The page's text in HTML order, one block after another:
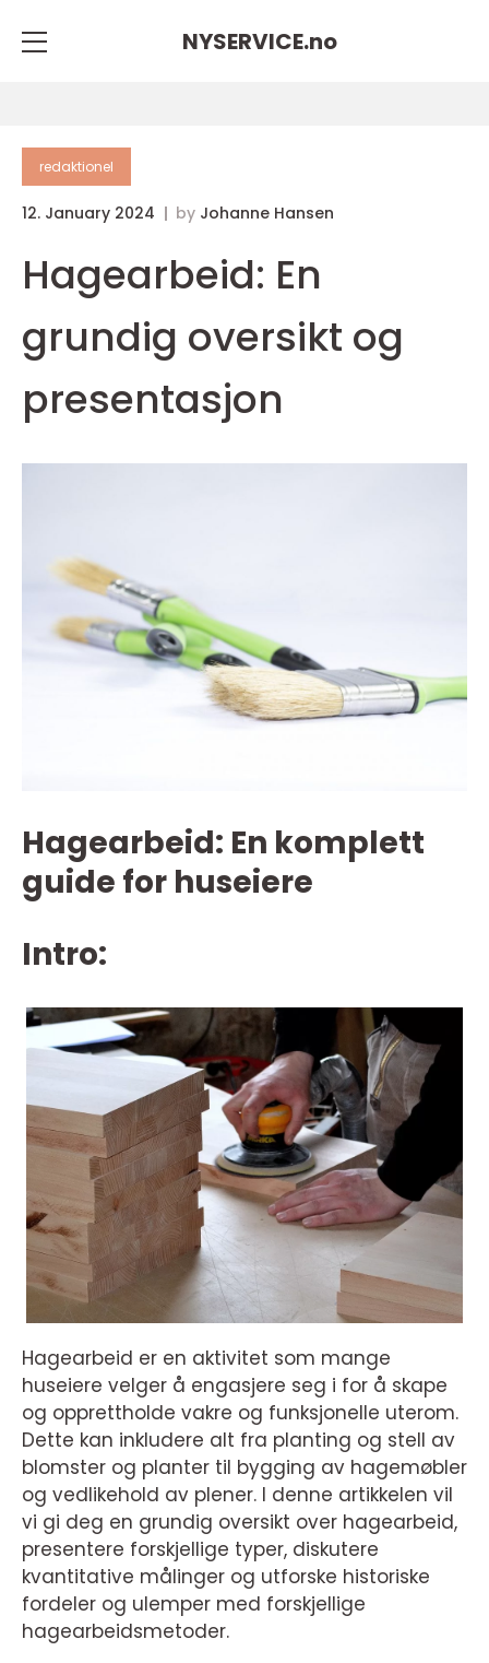
NYSERVICE.no
redaktionel
12. January 2024 by Johanne Hansen
Hagearbeid: En
grundig oversikt og
presentasjon
Hagearbeid: En komplett
guide for huseiere
Intro:
Hagearbeid er en aktivitet som mange
huseiere velger å engasjere seg i for å skape
og opprettholde vakre og funksjonelle uterom.
Dette kan inkludere alt fra planting og stell av
blomster og planter til bygging av hagemøbler
og vedlikehold av plener. I denne artikkelen vil
vi gi deg en grundig oversikt over hagearbeid,
presentere forskjellige typer, diskutere
kvantitative målinger og utforske historiske
fordeler og ulemper med forskjellige
hagearbeidsmetoder.